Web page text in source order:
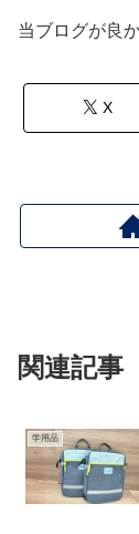
当ブログが良
X
関連記事
学用品